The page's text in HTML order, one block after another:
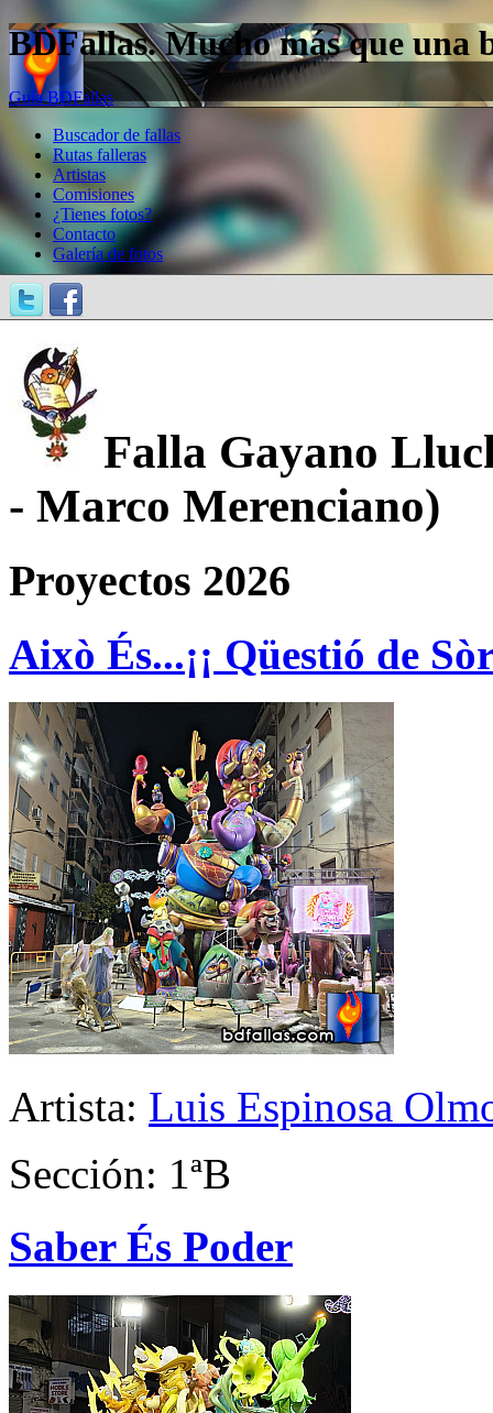
BDFallas. Mucho más que una
Guía BDFallas
Buscador de fallas
Rutas falleras
Artistas
Comisiones
¿Tienes fotos?
Contacto
Galería de fotos
Falla Gayano
- Marco Merenciano)
Proyectos 2026
Això És...¡¡ Qüestió de
Artista: Luis Espinosa
Sección: 1ªB
Saber És Poder